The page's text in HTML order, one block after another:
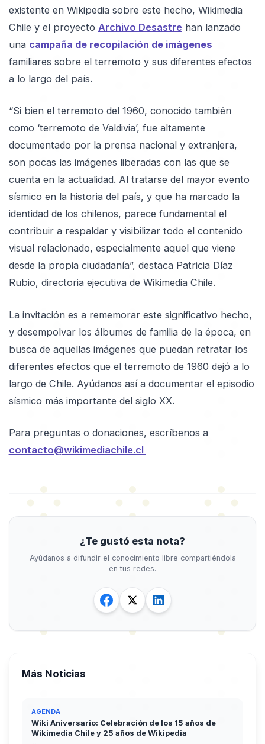
existente en Wikipedia sobre este hecho, Wikimedia
Chile y el proyecto Archivo Desastre han lanzado
una campaña de recopilación de imágenes
familiares sobre el terremoto y sus diferentes efectos
a lo largo del país.
“Si bien el terremoto del 1960, conocido también
como ‘terremoto de Valdivia’, fue altamente
documentado por la prensa nacional y extranjera,
son pocas las imágenes liberadas con las que se
cuenta en la actualidad. Al tratarse del mayor evento
sísmico en la historia del país, y que ha marcado la
identidad de los chilenos, parece fundamental el
contribuir a respaldar y visibilizar todo el contenido
visual relacionado, especialmente aquel que viene
desde la propia ciudadanía”, destaca Patricia Díaz
Rubio, directoria ejecutiva de Wikimedia Chile.
La invitación es a rememorar este significativo hecho,
y desempolvar los álbumes de familia de la época, en
busca de aquellas imágenes que puedan retratar los
diferentes efectos que el terremoto de 1960 dejó a lo
largo de Chile. Ayúdanos así a documentar el episodio
sísmico más importante del siglo XX.
Para preguntas o donaciones, escríbenos a
contacto@wikimediachile.cl
¿Te gustó esta nota?
Ayúdanos a difundir el conocimiento libre compartiéndola
en tus redes.
Más Noticias
AGENDA
Wiki Aniversario: Celebración de los 15 años de
Wikimedia Chile y 25 años de Wikipedia